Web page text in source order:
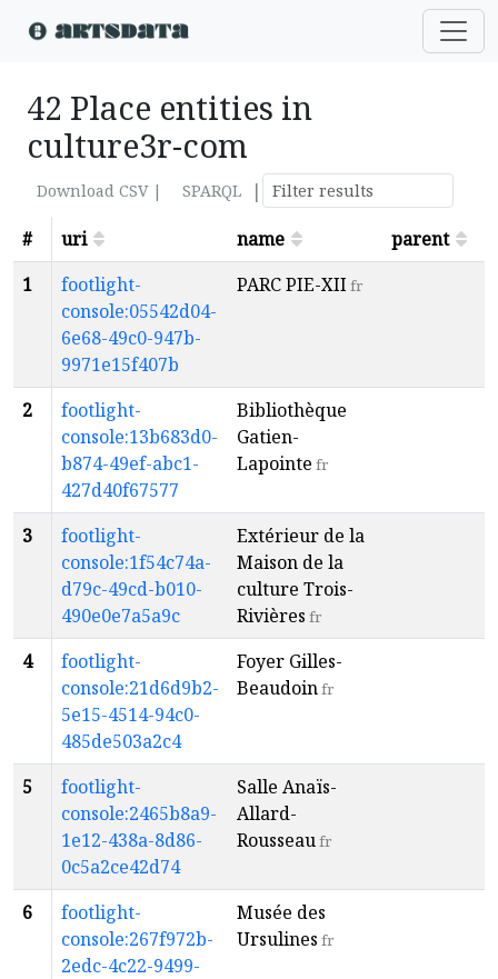
42 Place entities in
culture3r-com
Download CSV | SPARQL
|
#
uri name parent
1
footlight-
console:05542d04-
6e68-49c0-947b-
9971e15f407b
PARC PIE-XII fr
2
footlight-
console:13b683d0-
b874-49ef-abc1-
427d40f67577
Bibliothèque
Gatien-
Lapointe fr
3
footlight-
console:1f54c74a-
d79c-49cd-b010-
490e0e7a5a9c
Extérieur de la
Maison de la
culture Trois-
Rivières fr
4
footlight-
console:21d6d9b2-
5e15-4514-94c0-
485de503a2c4
Foyer Gilles-
Beaudoinfr
5
footlight-
console:2465b8a9-
1e12-438a-8d86-
0c5a2ce42d74
Salle Anaïs-
Allard-
Rousseaufr
6
footlight-
console:267f972b-
2edc-4c22-9499-
Musée des
Ursulines fr